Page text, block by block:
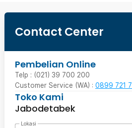
Contact Center
Pembelian Online
Telp : (021) 39 700 200
Customer Service (WA) : 0899 721
Toko Kami
Jabodetabek
Lokasi